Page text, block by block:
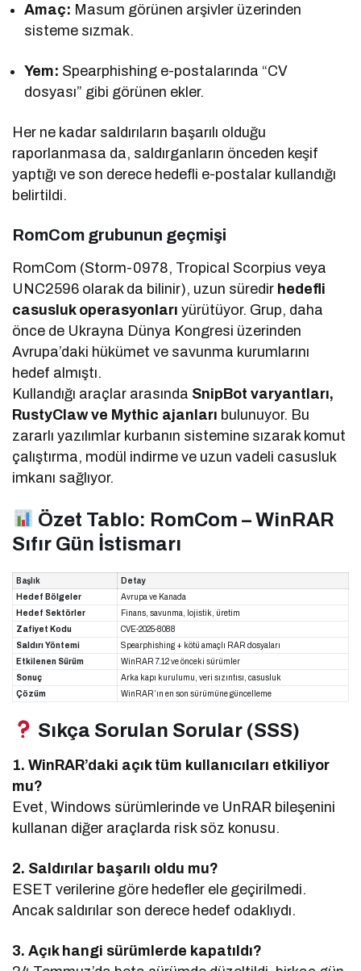
Amaç: Masum görünen arşivler üzerinden
sisteme sızmak.
Yem: Spearphishing e-postalarında “CV
dosyası” gibi görünen ekler.
Her ne kadar saldırıların başarılı olduğu
raporlanmasa da, saldırganların önceden keşif
yaptığı ve son derece hedefli e-postalar kullandığı
belirtildi.
RomCom grubunun geçmişi
RomCom (Storm-0978, Tropical Scorpius veya
UNC2596 olarak da bilinir), uzun süredir hedefli
casusluk operasyonları yürütüyor. Grup, daha
önce de Ukrayna Dünya Kongresi üzerinden
Avrupa’daki hükümet ve savunma kurumlarını
hedef almıştı.
Kullandığı araçlar arasında SnipBot varyantları,
RustyClaw ve Mythic ajanları bulunuyor. Bu
zararlı yazılımlar kurbanın sistemine sızarak komut
çalıştırma, modül indirme ve uzun vadeli casusluk
imkanı sağlıyor.
Özet Tablo: RomCom – WinRAR
Sıfır Gün İstismarı
Başlık
Detay
Hedef Bölgeler
Avrupa ve Kanada
Hedef Sektörler
Finans, savunma, lojistik, üretim
Zafiyet Kodu
CVE-2025-8088
Saldırı Yöntemi
Spearphishing + kötü amaçlı RAR dosyaları
Etkilenen Sürüm
WinRAR 7.12 ve önceki sürümler
Sonuç
Arka kapı kurulumu, veri sızıntısı, casusluk
Çözüm
WinRAR’ın en son sürümüne güncelleme
Sıkça Sorulan Sorular (SSS)
1. WinRAR’daki açık tüm kullanıcıları etkiliyor
mu?
Evet, Windows sürümlerinde ve UnRAR bileşenini
kullanan diğer araçlarda risk söz konusu.
2. Saldırılar başarılı oldu mu?
ESET verilerine göre hedefler ele geçirilmedi.
Ancak saldırılar son derece hedef odaklıydı.
3. Açık hangi sürümlerde kapatıldı?